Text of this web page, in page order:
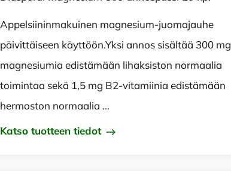
Appelsiininmakuinen magnesium-juomajauhe
päivittäiseen käyttöön.Yksi annos sisältää 300 mg
magnesiumia edistämään lihaksiston normaalia
toimintaa sekä 1,5 mg B2-vitamiinia edistämään
hermoston normaalia …
Katso tuotteen tiedot